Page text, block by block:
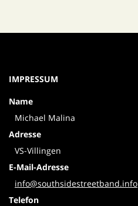
IMPRESSUM
Name
Michael Malina
Adresse
VS-Villingen
E-Mail-Adresse
info@southsidestreetband.info
Telefon